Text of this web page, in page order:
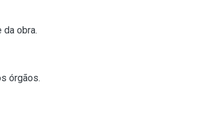
da obra.
órgãos.